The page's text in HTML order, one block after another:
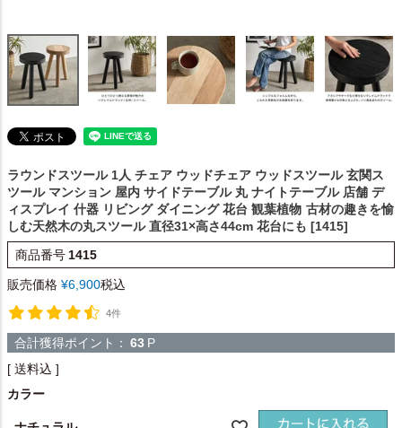
ラウンドスツール 1人 チェア ウッドチェア ウッドスツール 玄関ス
ツール マンション 屋内 サイドテーブル 丸 ナイトテーブル 店舗 デ
ィスプレイ 什器 リビング ダイニング 花台 観葉植物 古材の趣きを愉
しむ天然木の丸スツール 直径31×高さ44cm 花台にも [1415]
商品番号 1415
販売価格 ¥6,900税込
4件
合計獲得ポイント： 63 P
送料込
カラー